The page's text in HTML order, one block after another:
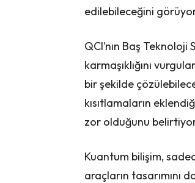
edilebileceğini
QCI’nın Baş
karmaşıklığını
bir şekilde
kısıtlamaların
zor olduğunu
Kuantum bilişim,
araçların